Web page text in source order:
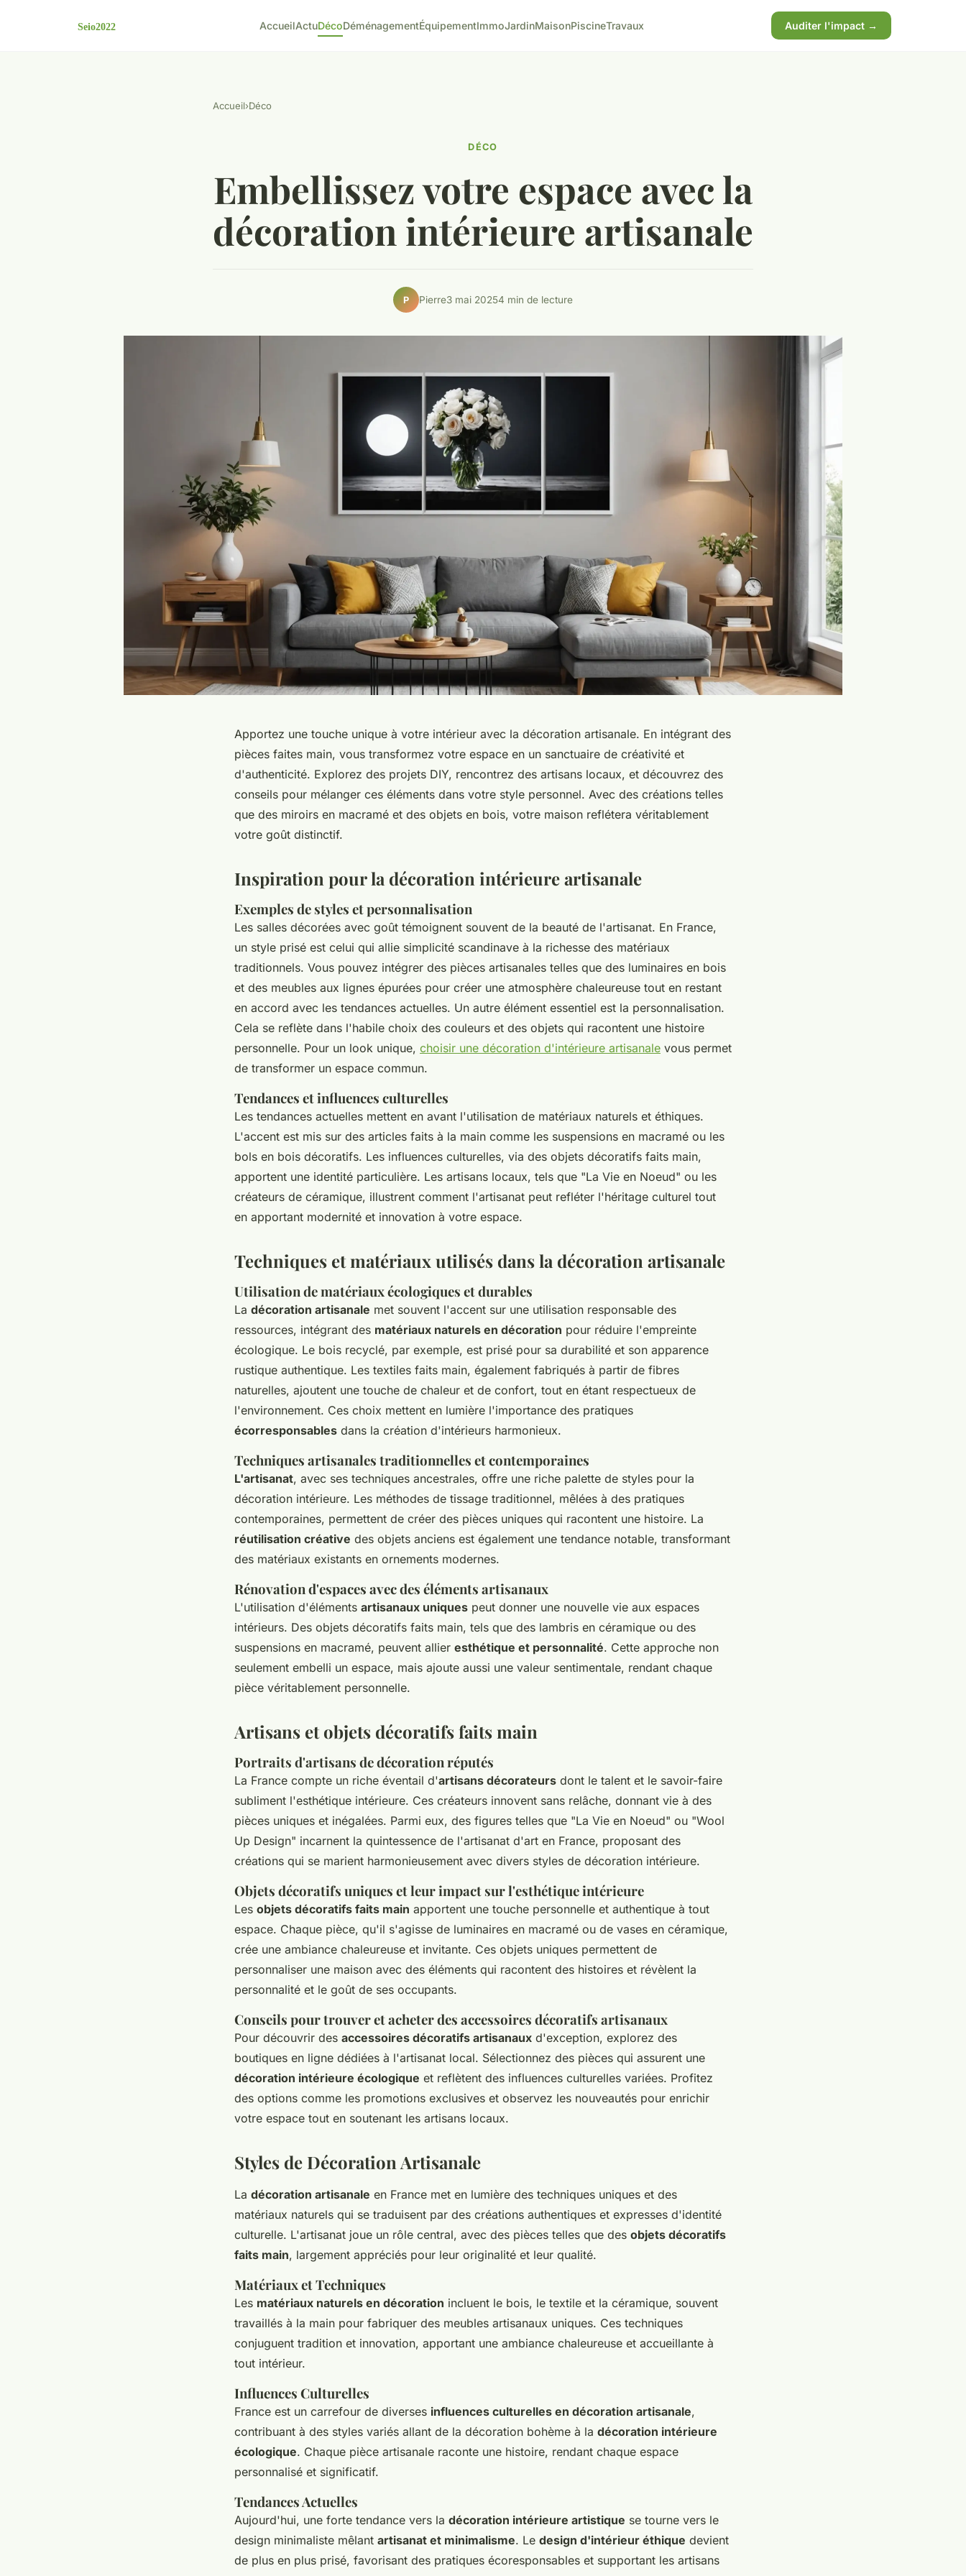
AccueilActuDécoDéménagementÉquipementImmoJardinMaisonPiscineTravaux Auditer l'impact →
Accueil›Déco
DÉCO
Embellissez votre espace avec la
décoration intérieure artisanale
P Pierre3 mai 20254 min de lecture
Apportez une touche unique à votre intérieur avec la décoration artisanale. En intégrant des
pièces faites main, vous transformez votre espace en un sanctuaire de créativité et
d'authenticité. Explorez des projets DIY, rencontrez des artisans locaux, et découvrez des
conseils pour mélanger ces éléments dans votre style personnel. Avec des créations telles
que des miroirs en macramé et des objets en bois, votre maison reflétera véritablement
votre goût distinctif.
Inspiration pour la décoration intérieure artisanale
Exemples de styles et personnalisation
Les salles décorées avec goût témoignent souvent de la beauté de l'artisanat. En France,
un style prisé est celui qui allie simplicité scandinave à la richesse des matériaux
traditionnels. Vous pouvez intégrer des pièces artisanales telles que des luminaires en bois
et des meubles aux lignes épurées pour créer une atmosphère chaleureuse tout en restant
en accord avec les tendances actuelles. Un autre élément essentiel est la personnalisation.
Cela se reflète dans l'habile choix des couleurs et des objets qui racontent une histoire
personnelle. Pour un look unique, choisir une décoration d'intérieure artisanale vous permet
de transformer un espace commun.
Tendances et influences culturelles
Les tendances actuelles mettent en avant l'utilisation de matériaux naturels et éthiques.
L'accent est mis sur des articles faits à la main comme les suspensions en macramé ou les
bols en bois décoratifs. Les influences culturelles, via des objets décoratifs faits main,
apportent une identité particulière. Les artisans locaux, tels que "La Vie en Noeud" ou les
créateurs de céramique, illustrent comment l'artisanat peut refléter l'héritage culturel tout
en apportant modernité et innovation à votre espace.
Techniques et matériaux utilisés dans la décoration artisanale
Utilisation de matériaux écologiques et durables
La décoration artisanale met souvent l'accent sur une utilisation responsable des
ressources, intégrant des matériaux naturels en décoration pour réduire l'empreinte
écologique. Le bois recyclé, par exemple, est prisé pour sa durabilité et son apparence
rustique authentique. Les textiles faits main, également fabriqués à partir de fibres
naturelles, ajoutent une touche de chaleur et de confort, tout en étant respectueux de
l'environnement. Ces choix mettent en lumière l'importance des pratiques
écorresponsables dans la création d'intérieurs harmonieux.
Techniques artisanales traditionnelles et contemporaines
L'artisanat, avec ses techniques ancestrales, offre une riche palette de styles pour la
décoration intérieure. Les méthodes de tissage traditionnel, mêlées à des pratiques
contemporaines, permettent de créer des pièces uniques qui racontent une histoire. La
réutilisation créative des objets anciens est également une tendance notable, transformant
des matériaux existants en ornements modernes.
Rénovation d'espaces avec des éléments artisanaux
L'utilisation d'éléments artisanaux uniques peut donner une nouvelle vie aux espaces
intérieurs. Des objets décoratifs faits main, tels que des lambris en céramique ou des
suspensions en macramé, peuvent allier esthétique et personnalité. Cette approche non
seulement embelli un espace, mais ajoute aussi une valeur sentimentale, rendant chaque
pièce véritablement personnelle.
Artisans et objets décoratifs faits main
Portraits d'artisans de décoration réputés
La France compte un riche éventail d'artisans décorateurs dont le talent et le savoir-faire
subliment l'esthétique intérieure. Ces créateurs innovent sans relâche, donnant vie à des
pièces uniques et inégalées. Parmi eux, des figures telles que "La Vie en Noeud" ou "Wool
Up Design" incarnent la quintessence de l'artisanat d'art en France, proposant des
créations qui se marient harmonieusement avec divers styles de décoration intérieure.
Objets décoratifs uniques et leur impact sur l'esthétique intérieure
Les objets décoratifs faits main apportent une touche personnelle et authentique à tout
espace. Chaque pièce, qu'il s'agisse de luminaires en macramé ou de vases en céramique,
crée une ambiance chaleureuse et invitante. Ces objets uniques permettent de
personnaliser une maison avec des éléments qui racontent des histoires et révèlent la
personnalité et le goût de ses occupants.
Conseils pour trouver et acheter des accessoires décoratifs artisanaux
Pour découvrir des accessoires décoratifs artisanaux d'exception, explorez des
boutiques en ligne dédiées à l'artisanat local. Sélectionnez des pièces qui assurent une
décoration intérieure écologique et reflètent des influences culturelles variées. Profitez
des options comme les promotions exclusives et observez les nouveautés pour enrichir
votre espace tout en soutenant les artisans locaux.
Styles de Décoration Artisanale
La décoration artisanale en France met en lumière des techniques uniques et des
matériaux naturels qui se traduisent par des créations authentiques et expresses d'identité
culturelle. L'artisanat joue un rôle central, avec des pièces telles que des objets décoratifs
faits main, largement appréciés pour leur originalité et leur qualité.
Matériaux et Techniques
Les matériaux naturels en décoration incluent le bois, le textile et la céramique, souvent
travaillés à la main pour fabriquer des meubles artisanaux uniques. Ces techniques
conjuguent tradition et innovation, apportant une ambiance chaleureuse et accueillante à
tout intérieur.
Influences Culturelles
France est un carrefour de diverses influences culturelles en décoration artisanale,
contribuant à des styles variés allant de la décoration bohème à la décoration intérieure
écologique. Chaque pièce artisanale raconte une histoire, rendant chaque espace
personnalisé et significatif.
Tendances Actuelles
Aujourd'hui, une forte tendance vers la décoration intérieure artistique se tourne vers le
design minimaliste mêlant artisanat et minimalisme. Le design d'intérieur éthique devient
de plus en plus prisé, favorisant des pratiques écoresponsables et supportant les artisans